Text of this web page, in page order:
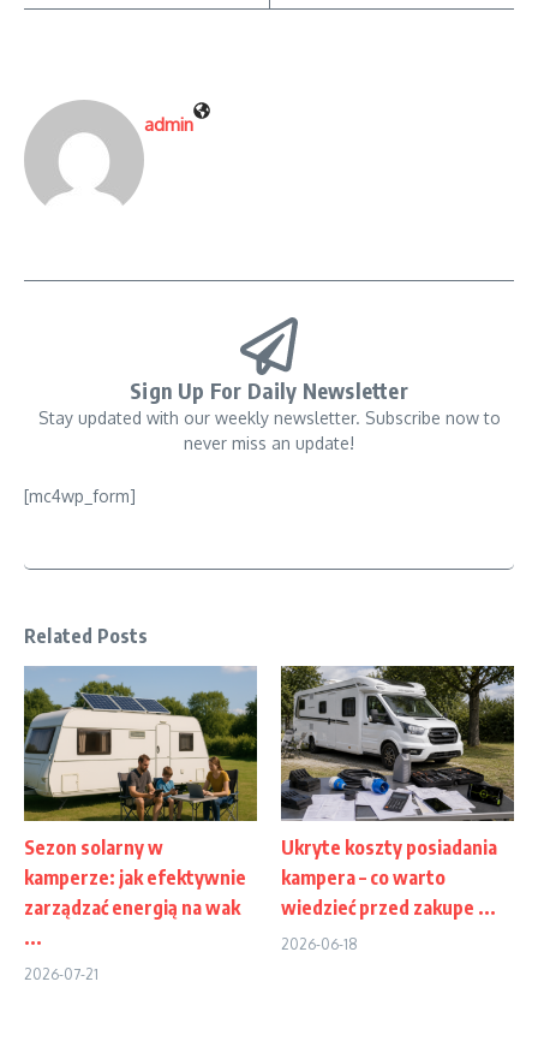
admin
Sign Up For Daily Newsletter
Stay updated with our weekly newsletter. Subscribe now to
never miss an update!
[mc4wp_form]
Related Posts
Sezon solarny w
kamperze: jak efektywnie
zarządzać energią na wak
...
2026-07-21
Ukryte koszty posiadania
kampera – co warto
wiedzieć przed zakupe ...
2026-06-18